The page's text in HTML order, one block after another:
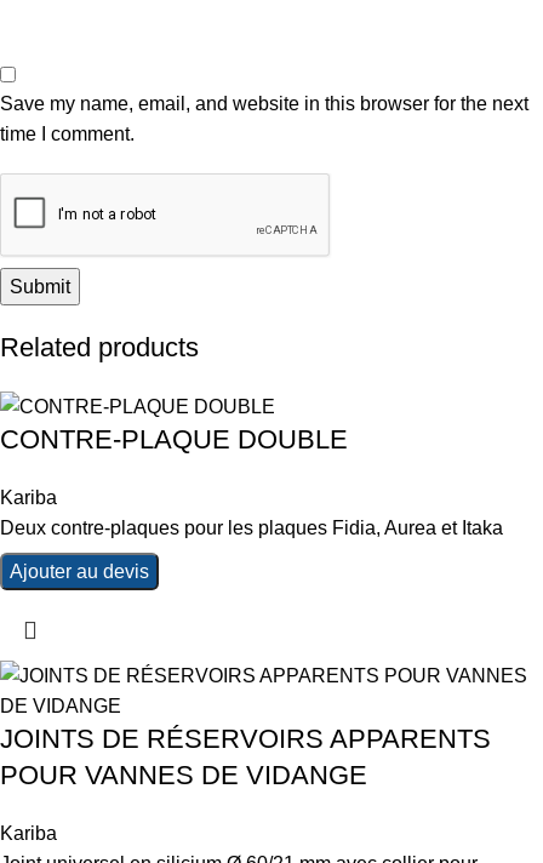
Save my name, email, and website in this browser for the next
time I comment.
Related products
CONTRE-PLAQUE DOUBLE
Kariba
Deux contre-plaques pour les plaques Fidia, Aurea et Itaka
Ajouter au devis
JOINTS DE RÉSERVOIRS APPARENTS
POUR VANNES DE VIDANGE
Kariba